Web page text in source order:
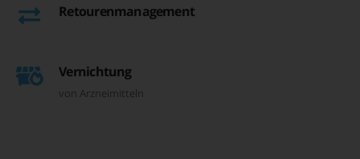
Retourenmanagement
Vernichtung
von Arzneimitteln